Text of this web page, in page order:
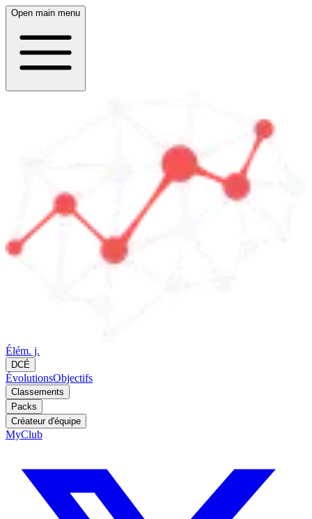
Open main menu
Élém. j.
DCÉ
ÉvolutionsObjectifs
Classements
Packs
Créateur d'équipe
MyClub